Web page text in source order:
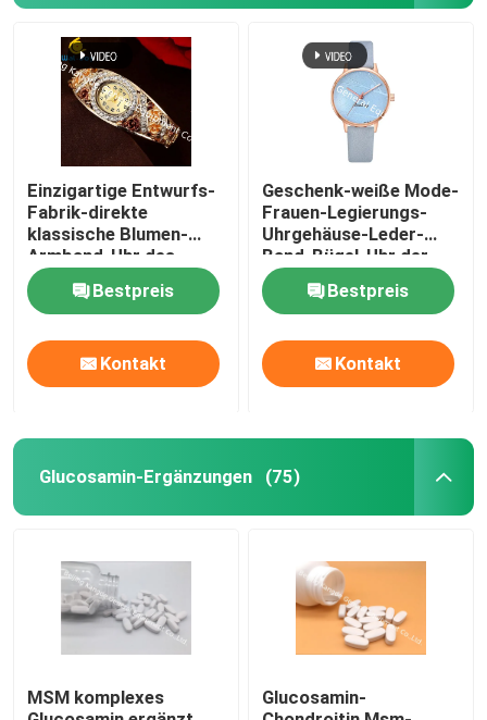
Gesundheitsergänzungen der Frauen
Ergänzung des Vitamin-E
Gewichts-Management-Ergänzungen
Einzigartige Entwurfs-
Fabrik-direkte
klassische Blumen-
Armband-Uhr des
Neuzugang-WJ-6534
Bestpreis
Kontakt
Geschenk-weiße Mode-
Frauen-Legierungs-
Uhrgehäuse-Leder-
Band-Bügel-Uhr der
guten Qualitäts-WJ-
8453
Bestpreis
Kontakt
Glucosamin-Ergänzungen (75)
MSM komplexes
Glucosamin-